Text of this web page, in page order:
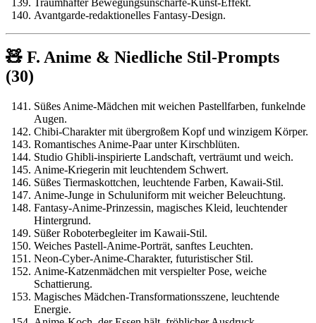
Avantgarde-redaktionelles Fantasy-Design.
🧸 F. Anime & Niedliche Stil-Prompts
(30)
Süßes Anime-Mädchen mit weichen Pastellfarben, funkelnde
Augen.
Chibi-Charakter mit übergroßem Kopf und winzigem Körper.
Romantisches Anime-Paar unter Kirschblüten.
Studio Ghibli-inspirierte Landschaft, verträumt und weich.
Anime-Kriegerin mit leuchtendem Schwert.
Süßes Tiermaskottchen, leuchtende Farben, Kawaii-Stil.
Anime-Junge in Schuluniform mit weicher Beleuchtung.
Fantasy-Anime-Prinzessin, magisches Kleid, leuchtender
Hintergrund.
Süßer Roboterbegleiter im Kawaii-Stil.
Weiches Pastell-Anime-Porträt, sanftes Leuchten.
Neon-Cyber-Anime-Charakter, futuristischer Stil.
Anime-Katzenmädchen mit verspielter Pose, weiche
Schattierung.
Magisches Mädchen-Transformationsszene, leuchtende
Energie.